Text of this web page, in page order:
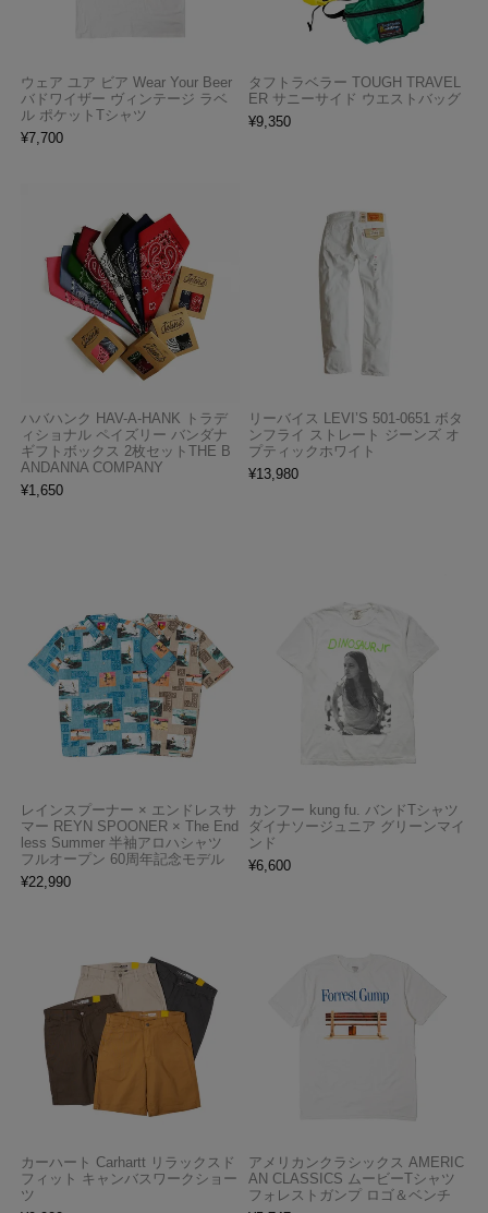
ウェア ユア ビア Wear Your Beer
バドワイザー ヴィンテージ ラベ
ル ポケットTシャツ
¥7,700
タフトラベラー TOUGH TRAVEL
ER サニーサイド ウエストバッグ
¥9,350
ハバハンク HAV-A-HANK トラデ
ィショナル ペイズリー バンダナ
ギフトボックス 2枚セットTHE B
ANDANNA COMPANY
¥1,650
リーバイス LEVI’S 501-0651 ボタ
ンフライ ストレート ジーンズ オ
プティックホワイト
¥13,980
レインスプーナー × エンドレスサ
マー REYN SPOONER × The End
less Summer 半袖アロハシャツ
フルオープン 60周年記念モデル
¥22,990
カンフー kung fu. バンドTシャツ
ダイナソージュニア グリーンマイ
ンド
¥6,600
カーハート Carhartt リラックスド
フィット キャンバスワークショー
ツ
アメリカンクラシックス AMERIC
AN CLASSICS ムービーTシャツ
フォレストガンプ ロゴ＆ベンチ